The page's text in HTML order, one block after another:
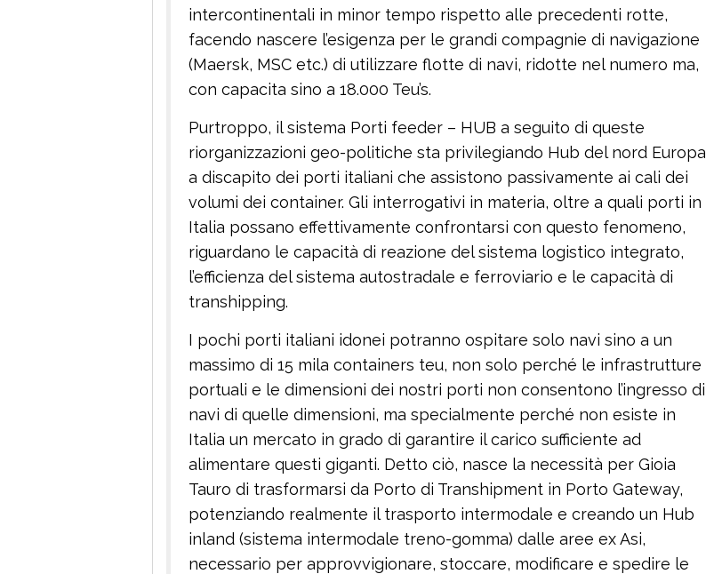
intercontinentali in minor tempo rispetto alle precedenti rotte,
facendo nascere l’esigenza per le grandi compagnie di navigazione
(Maersk, MSC etc.) di utilizzare flotte di navi, ridotte nel numero ma,
con capacita sino a 18.000 Teu’s.
Purtroppo, il sistema Porti feeder – HUB a seguito di queste
riorganizzazioni geo-politiche sta privilegiando Hub del nord Europa
a discapito dei porti italiani che assistono passivamente ai cali dei
volumi dei container. Gli interrogativi in materia, oltre a quali porti in
Italia possano effettivamente confrontarsi con questo fenomeno,
riguardano le capacità di reazione del sistema logistico integrato,
l’efficienza del sistema autostradale e ferroviario e le capacità di
transhipping.
I pochi porti italiani idonei potranno ospitare solo navi sino a un
massimo di 15 mila containers teu, non solo perché le infrastrutture
portuali e le dimensioni dei nostri porti non consentono l’ingresso di
navi di quelle dimensioni, ma specialmente perché non esiste in
Italia un mercato in grado di garantire il carico sufficiente ad
alimentare questi giganti. Detto ciò, nasce la necessità per Gioia
Tauro di trasformarsi da Porto di Transhipment in Porto Gateway,
potenziando realmente il trasporto intermodale e creando un Hub
inland (sistema intermodale treno-gomma) dalle aree ex Asi,
necessario per approvvigionare, stoccare, modificare e spedire le